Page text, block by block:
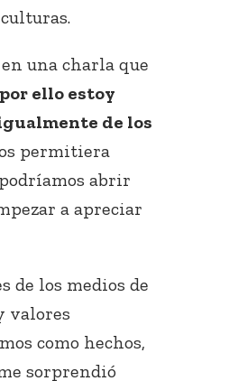
una charla que
ello estoy
de los
permitiera
abrir
a apreciar
de los medios de
valores
como hechos,
sorprendió